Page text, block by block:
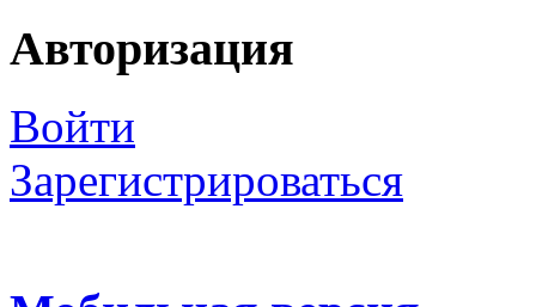
Авторизация
Войти
Зарегистрироваться